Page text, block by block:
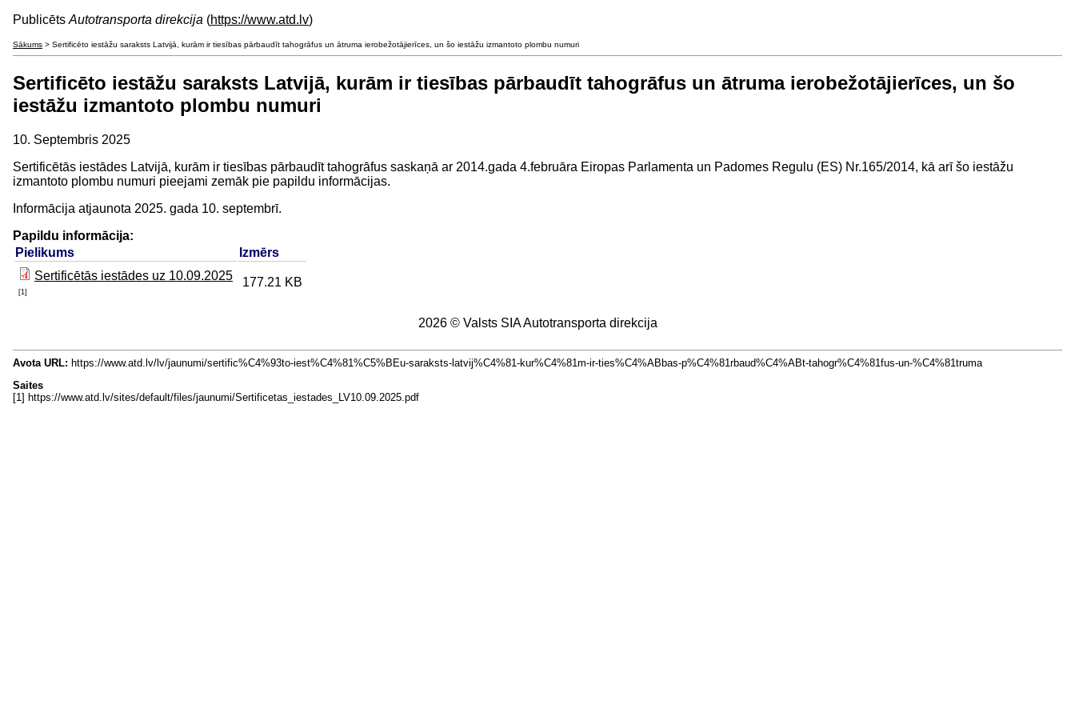
Publicēts Autotransporta direkcija (https://www.atd.lv)
Sākums > Sertificēto iestāžu saraksts Latvijā, kurām ir tiesības pārbaudīt tahogrāfus un ātruma ierobežotājierīces, un šo iestāžu izmantoto plombu numuri
Sertificēto iestāžu saraksts Latvijā, kurām ir tiesības pārbaudīt tahogrāfus un ātruma ierobežotājierīces, un šo
iestāžu izmantoto plombu numuri
10. Septembris 2025
Sertificētās iestādes Latvijā, kurām ir tiesības pārbaudīt tahogrāfus saskaņā ar 2014.gada 4.februāra Eiropas Parlamenta un Padomes Regulu (ES) Nr.165/2014, kā arī šo iestāžu
izmantoto plombu numuri pieejami zemāk pie papildu informācijas.
Informācija atjaunota 2025. gada 10. septembrī.
Papildu informācija:
Pielikums
Izmērs
Sertificētās iestādes uz 10.09.2025
[1]
177.21 KB
2026 © Valsts SIA Autotransporta direkcija
Avota URL: https://www.atd.lv/lv/jaunumi/sertific%C4%93to-iest%C4%81%C5%BEu-saraksts-latvij%C4%81-kur%C4%81m-ir-ties%C4%ABbas-p%C4%81rbaud%C4%ABt-tahogr%C4%81fus-un-%C4%81truma
Saites
[1] https://www.atd.lv/sites/default/files/jaunumi/Sertificetas_iestades_LV10.09.2025.pdf